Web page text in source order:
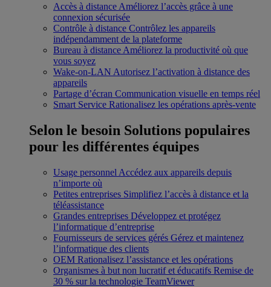
Accès à distance Améliorez l’accès grâce à une
connexion sécurisée
Contrôle à distance Contrôlez les appareils
indépendamment de la plateforme
Bureau à distance Améliorez la productivité où que
vous soyez
Wake-on-LAN Autorisez l’activation à distance des
appareils
Partage d’écran Communication visuelle en temps réel
Smart Service Rationalisez les opérations après-vente
Selon le besoin Solutions populaires
pour les différentes équipes
Usage personnel Accédez aux appareils depuis
n’importe où
Petites entreprises Simplifiez l’accès à distance et la
téléassistance
Grandes entreprises Développez et protégez
l’informatique d’entreprise
Fournisseurs de services gérés Gérez et maintenez
l’informatique des clients
OEM Rationalisez l’assistance et les opérations
Organismes à but non lucratif et éducatifs Remise de
30 % sur la technologie TeamViewer